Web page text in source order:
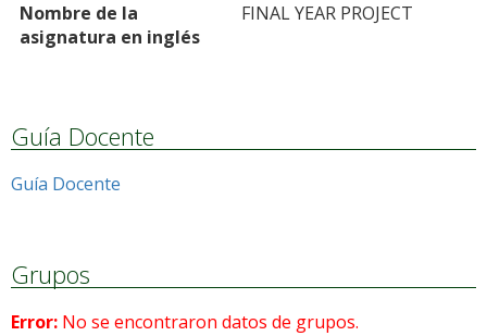
Nombre de la
asignatura en inglés
FINAL YEAR PROJECT
Guía Docente
Guía Docente
Grupos
Error: No se encontraron datos de grupos.